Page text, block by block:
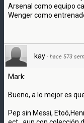
Arsenal como equipo
Wenger como
kay · hace 573
Mark:
Bueno, a lo mejor es
Pep sin Messi,